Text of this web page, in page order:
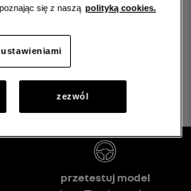
główną
się z naszą polityką cookies.
zezwól